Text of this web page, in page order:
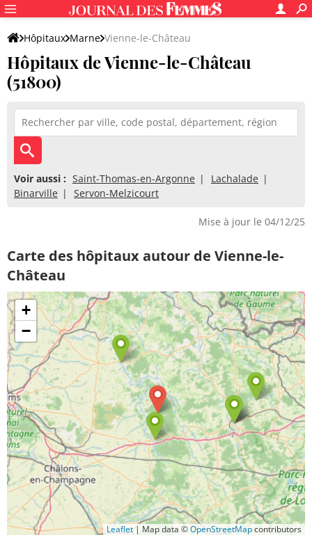
Hôpitaux Marne Vienne-le-Château
Hôpitaux de Vienne-le-Château
(51800)
Voir aussi : Saint-Thomas-en-Argonne
Lachalade
Binarville
Servon-Melzicourt
Mise à jour le 04/12/25
Carte des hôpitaux autour de Vienne-le-
Château
+
−
Leaflet | Map data ©OpenStreetMapcontributors